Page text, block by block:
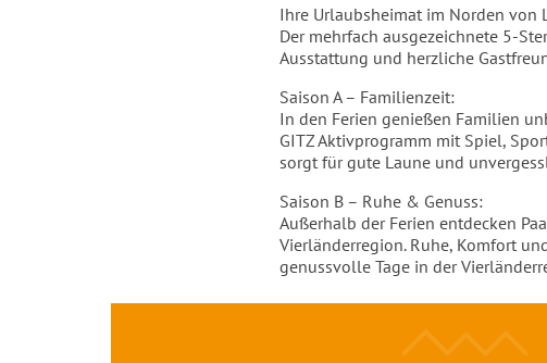
Einleitung
Ihre Urlaubsheimat im Norden von
Der mehrfach ausgezeichnete 5-
Ausstattung und herzliche
Saison A – Familienzeit:
In den Ferien genießen Familien
GITZ Aktivprogramm mit Spiel,
sorgt für gute Laune und
Saison B – Ruhe & Genuss:
Außerhalb der Ferien entdecken
Vierländerregion. Ruhe, Komfort
genussvolle Tage in der